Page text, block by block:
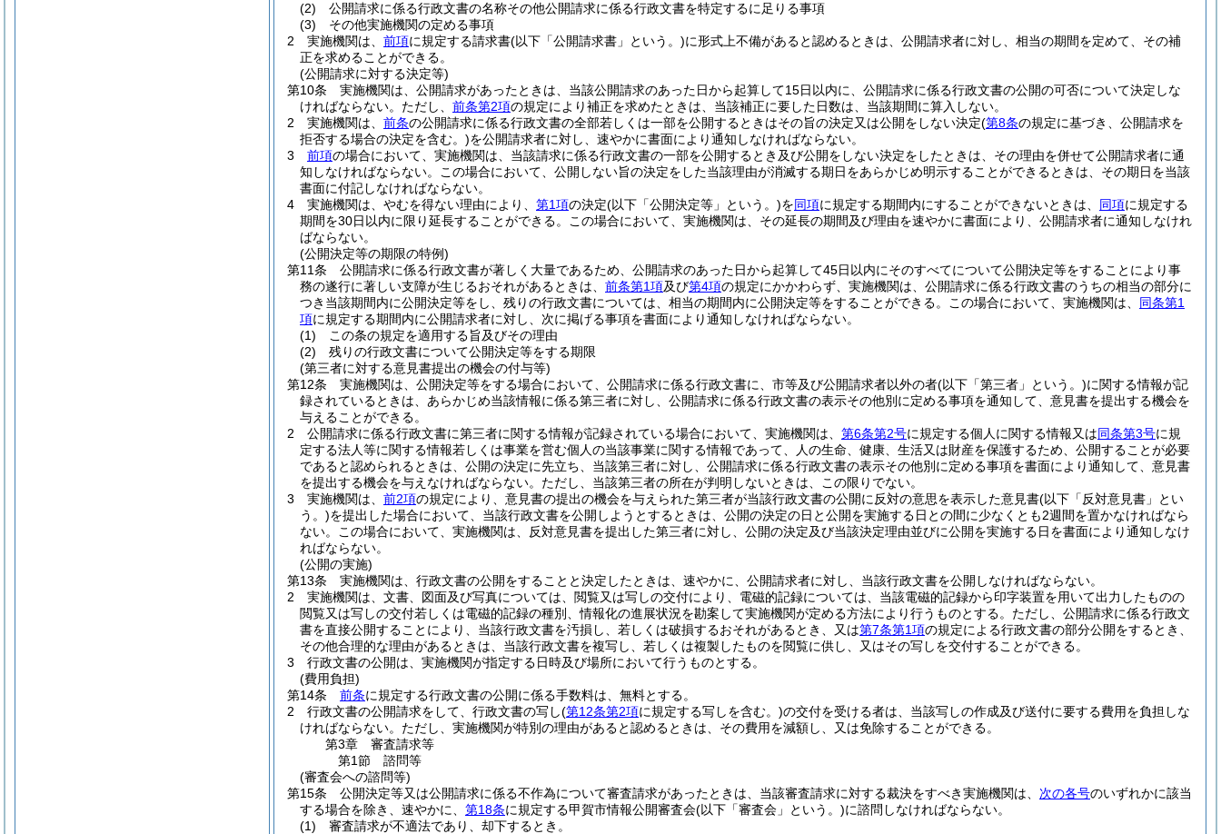
(2)
公開請求に係る行政文書の名称その他公開請求に係る行政文書を特定するに足りる事項
(3)
その他実施機関の定める事項
2
実施機関は、 前項に規定する請求書(以下「公開請求書」という。)に形式上不備があると認めるときは、公開請求者に対し、相当の期間を定めて、その補
正を求めることができる。
(公開請求に対する決定等)
第10条
実施機関は、公開請求があったときは、当該公開請求のあった日から起算して15日以内に、公開請求に係る行政文書の公開の可否について決定しな
ければならない。 ただし、 前条第2項の規定により補正を求めたときは、当該補正に要した日数は、当該期間に算入しない。
2
実施機関は、 前条の公開請求に係る行政文書の全部若しくは一部を公開するときはその旨の決定又は公開をしない決定(第8条の規定に基づき、公開請求を
拒否する場合の決定を含む。)を公開請求者に対し、速やかに書面により通知しなければならない。
3
前項の場合において、実施機関は、当該請求に係る行政文書の一部を公開するとき及び公開をしない決定をしたときは、その理由を併せて公開請求者に通
知しなければならない。
この場合において、公開しない旨の決定をした当該理由が消滅する期日をあらかじめ明示することができるときは、その期日を当該
書面に付記しなければならない。
4
実施機関は、やむを得ない理由により、 第1項の決定(以下「公開決定等」という。)を同項に規定する期間内にすることができないときは、 同項に規定する
期間を30日以内に限り延長することができる。
この場合において、実施機関は、その延長の期間及び理由を速やかに書面により、公開請求者に通知しなけれ
ばならない。
(公開決定等の期限の特例)
第11条
公開請求に係る行政文書が著しく大量であるため、公開請求のあった日から起算して45日以内にそのすべてについて公開決定等をすることにより事
務の遂行に著しい支障が生じるおそれがあるときは、 前条第1項及び第4項の規定にかかわらず、実施機関は、公開請求に係る行政文書のうちの相当の部分に
つき当該期間内に公開決定等をし、残りの行政文書については、相当の期間内に公開決定等をすることができる。
この場合において、実施機関は、 同条第1
項に規定する期間内に公開請求者に対し、次に掲げる事項を書面により通知しなければならない。
(1)
この条の規定を適用する旨及びその理由
(2)
残りの行政文書について公開決定等をする期限
(第三者に対する意見書提出の機会の付与等)
第12条
実施機関は、公開決定等をする場合において、公開請求に係る行政文書に、市等及び公開請求者以外の者(以下「第三者」という。)に関する情報が記
録されているときは、あらかじめ当該情報に係る第三者に対し、公開請求に係る行政文書の表示その他別に定める事項を通知して、意見書を提出する機会を
与えることができる。
2
公開請求に係る行政文書に第三者に関する情報が記録されている場合において、実施機関は、 第6条第2号に規定する個人に関する情報又は同条第3号に規
定する法人等に関する情報若しくは事業を営む個人の当該事業に関する情報であって、人の生命、健康、生活又は財産を保護するため、公開することが必要
であると認められるときは、公開の決定に先立ち、当該第三者に対し、公開請求に係る行政文書の表示その他別に定める事項を書面により通知して、意見書
を提出する機会を与えなければならない。 ただし、当該第三者の所在が判明しないときは、この限りでない。
3
実施機関は、 前2項の規定により、意見書の提出の機会を与えられた第三者が当該行政文書の公開に反対の意思を表示した意見書(以下「反対意見書」とい
う。)を提出した場合において、当該行政文書を公開しようとするときは、公開の決定の日と公開を実施する日との間に少なくとも2週間を置かなければなら
ない。
この場合において、実施機関は、反対意見書を提出した第三者に対し、公開の決定及び当該決定理由並びに公開を実施する日を書面により通知しなけ
ればならない。
(公開の実施)
第13条
実施機関は、行政文書の公開をすることと決定したときは、速やかに、公開請求者に対し、当該行政文書を公開しなければならない。
2
実施機関は、文書、図面及び写真については、閲覧又は写しの交付により、電磁的記録については、当該電磁的記録から印字装置を用いて出力したものの
閲覧又は写しの交付若しくは電磁的記録の種別、情報化の進展状況を勘案して実施機関が定める方法により行うものとする。 ただし、公開請求に係る行政文
書を直接公開することにより、当該行政文書を汚損し、若しくは破損するおそれがあるとき、又は第7条第1項の規定による行政文書の部分公開をするとき、
その他合理的な理由があるときは、当該行政文書を複写し、若しくは複製したものを閲覧に供し、又はその写しを交付することができる。
3
行政文書の公開は、実施機関が指定する日時及び場所において行うものとする。
(費用負担)
第14条
前条に規定する行政文書の公開に係る手数料は、無料とする。
2
行政文書の公開請求をして、行政文書の写し(第12条第2項に規定する写しを含む。)の交付を受ける者は、当該写しの作成及び送付に要する費用を負担しな
ければならない。 ただし、実施機関が特別の理由があると認めるときは、その費用を減額し、又は免除することができる。
第3章
審査請求等
第1節
諮問等
(審査会への諮問等)
第15条
公開決定等又は公開請求に係る不作為について審査請求があったときは、当該審査請求に対する裁決をすべき実施機関は、 次の各号のいずれかに該当
する場合を除き、速やかに、 第18条に規定する甲賀市情報公開審査会(以下「審査会」という。)に諮問しなければならない。
(1)
審査請求が不適法であり、却下するとき。